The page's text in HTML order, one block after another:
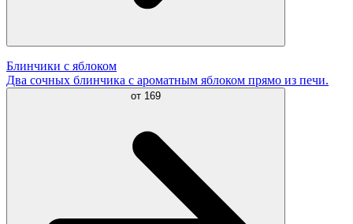
Блинчики с яблоком
Два сочных блинчика с ароматным яблоком прямо из печи.
от 169